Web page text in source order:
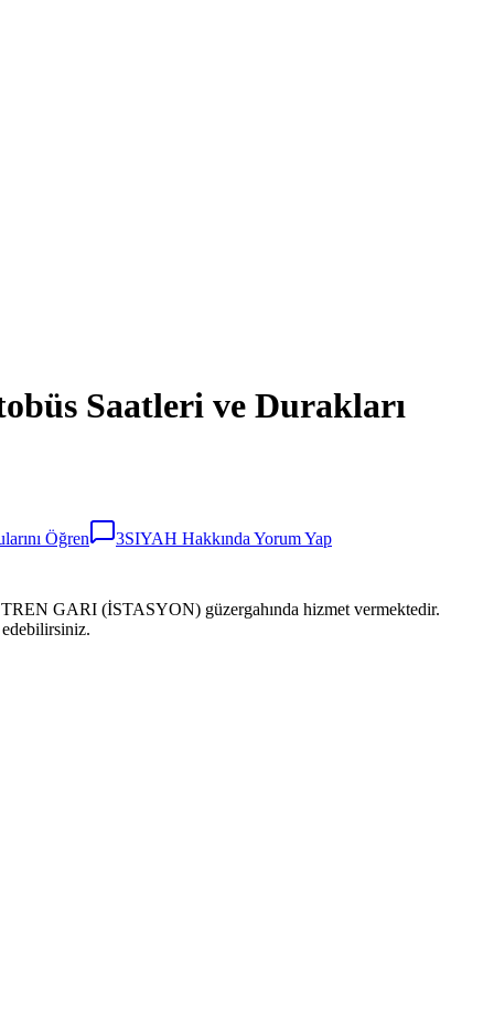
Saatleri ve Durakları
Öğren 3SIYAH Hakkında Yorum Yap
GARI (İSTASYON) güzergahında hizmet vermektedir.